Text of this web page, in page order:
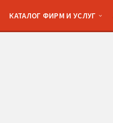
КАТАЛОГ ФИРМ И УСЛУГ